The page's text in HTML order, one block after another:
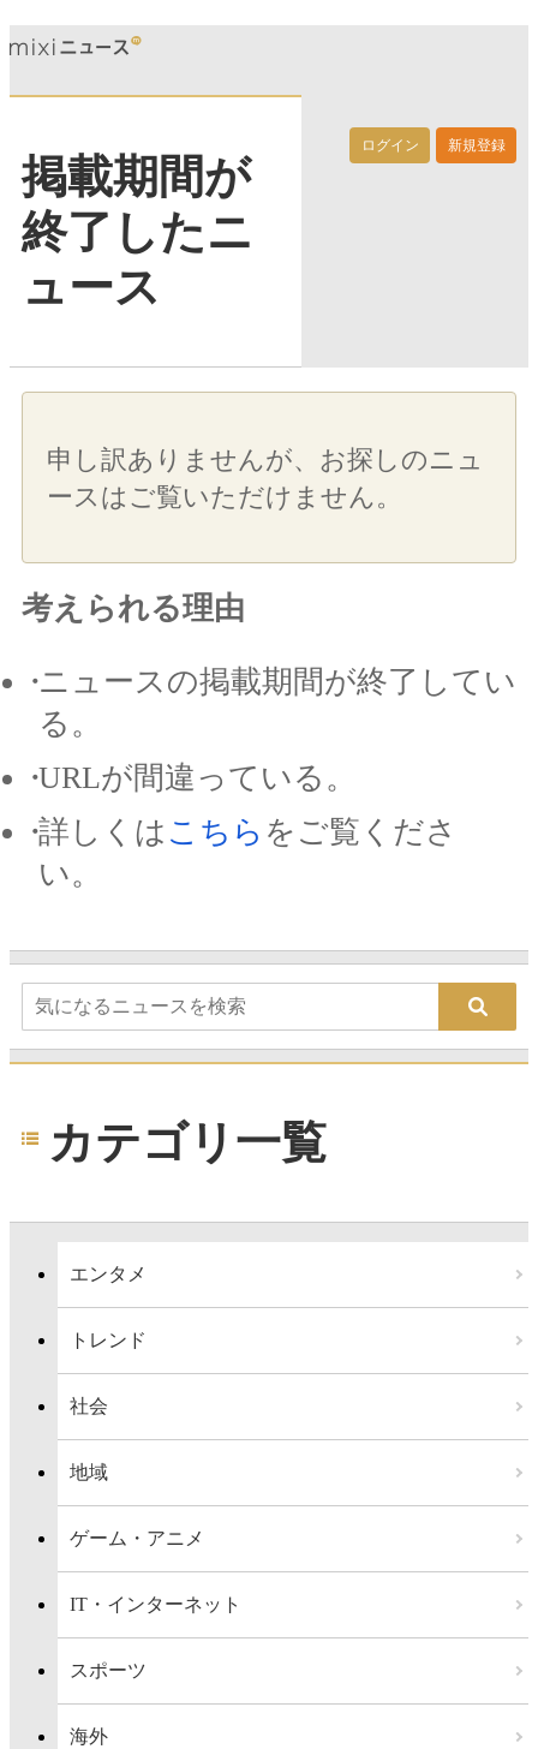
ログイン 新規登録
掲載期間が
終了したニ
ュース
申し訳ありませんが、お探しのニュ
ースはご覧いただけません。
考えられる理由
ニュースの掲載期間が終了してい
る。
URLが間違っている。
詳しくは こちら をご覧くださ
い。
カテゴリ一覧
エンタメ
トレンド
社会
地域
ゲーム・アニメ
IT・インターネット
スポーツ
海外